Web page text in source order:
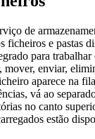
de
ficheiros e pastas
para
mover, enviar,
aparece na
vá ao
no canto
estão